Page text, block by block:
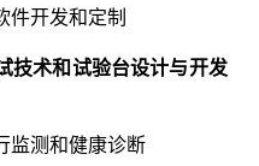
件开发和定制
技术和试验台设计与开发
监测和健康诊断